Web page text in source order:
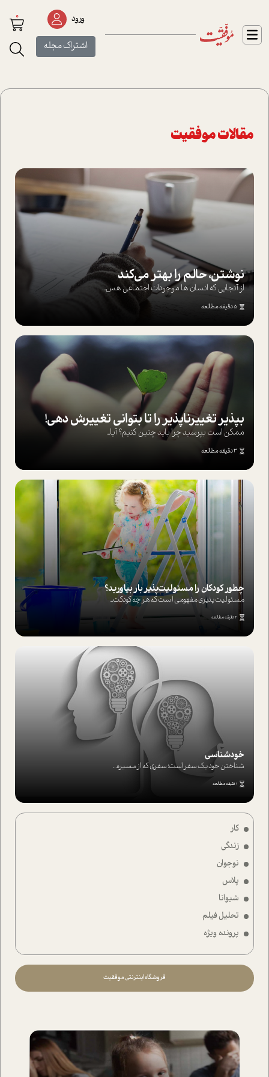
ورود
اشتراک مجله
0
مقالات موفقیت
کار
زندگی
نوجوان
پلاس
شیوانا
تحلیل فیلم
پرونده ویژه
فروشگاه اینترنتی موفقیت
نوشتن، حالم را بهتر می‌کند
از آنجایی که انسان ها موجودات اجتماعی هس...
5 دقیقه مطالعه
بپذير تغييرناپذير را تا بتواني تغييرش دهي!‏
ممکن است بپرسيد چرا بايد چنين کنيم؟ آيا...
3 دقیقه مطالعه
چطور کودکان را مسئولیت‌پذیر بار بیاورید؟
مسئولیت پذیری مفهومی ا ست که هر چه کودکت...
4 دقیقه مطالعه
خودشناسی
شناختن خود یک سفر است؛ سفری که از مسیره...
1 دقیقه مطالعه